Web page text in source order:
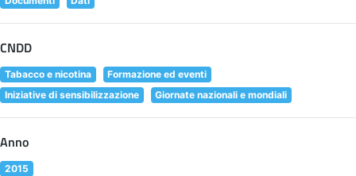
CNDD
Tabacco e nicotina
Formazione ed eventi
Iniziative di sensibilizzazione
Giornate nazionali e mondiali
Anno
2015